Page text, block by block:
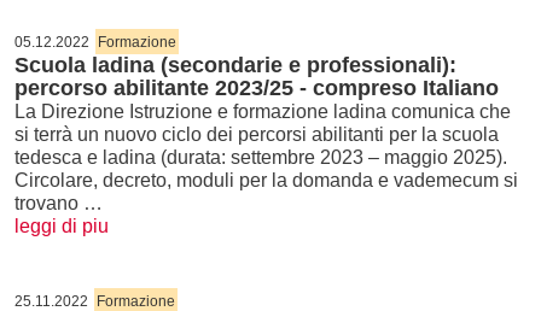
05.12.2022 Formazione
Scuola ladina (secondarie e professionali):
percorso abilitante 2023/25 - compreso Italiano
La Direzione Istruzione e formazione ladina comunica che
si terrà un nuovo ciclo dei percorsi abilitanti per la scuola
tedesca e ladina (durata: settembre 2023 – maggio 2025).
Circolare, decreto, moduli per la domanda e vademecum si
trovano …
leggi di piu
25.11.2022 Formazione